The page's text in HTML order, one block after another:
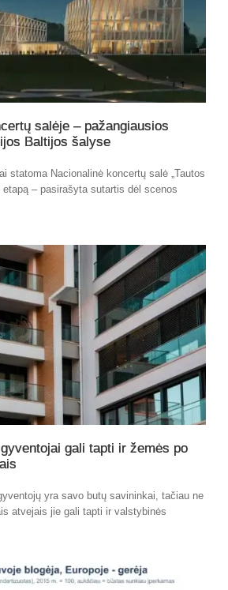
salėje – pažangiausios
Baltijos šalyse
statoma Nacionalinė koncertų salė „Tautos
etapą – pasirašyta sutartis dėl scenos
gali tapti ir žemės po
yra savo butų savininkai, tačiau ne
atvejais jie gali tapti ir valstybinės